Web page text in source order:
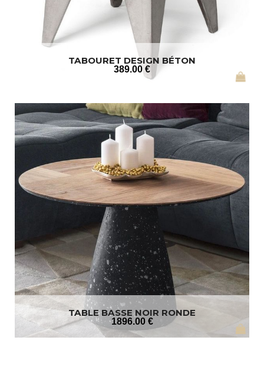
TABOURET DESIGN BÉTON
389.00 €
TABLE BASSE NOIR RONDE
1896.00 €